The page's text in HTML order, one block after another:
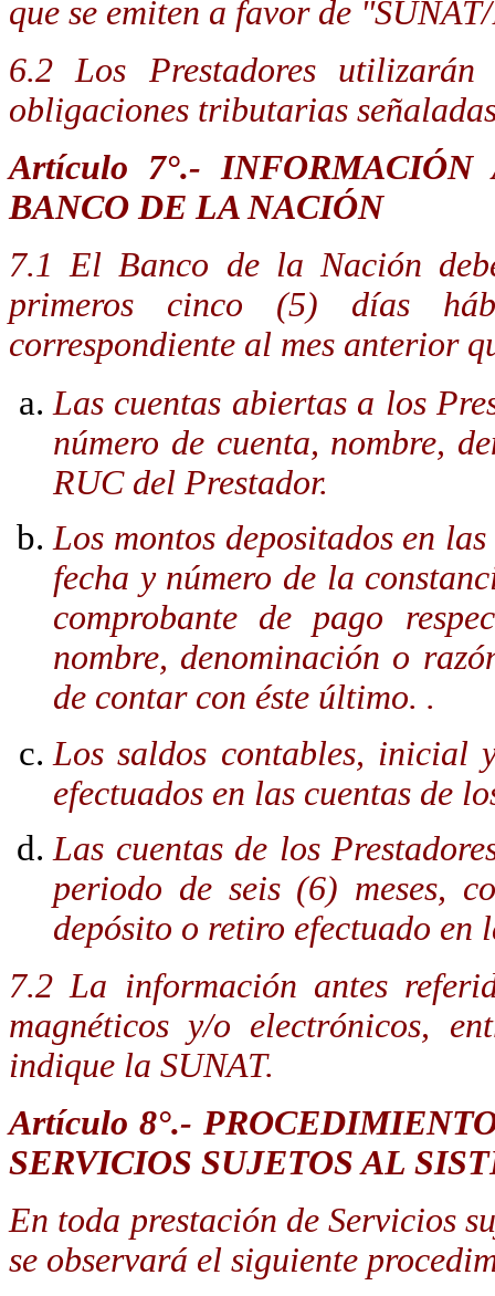
que se emiten a favor de
6.2 Los Prestadores
obligaciones tributarias
Artículo 7°.- INFORMACIÓN
BANCO DE LA NACIÓN
7.1 El Banco de la Nación
primeros cinco (5) días
correspondiente al mes anterior
Las cuentas abiertas a los
número de cuenta, nombre,
RUC del Prestador.
Los montos depositados en
fecha y número de la
comprobante de pago
nombre, denominación o
de contar con éste último. .
Los saldos contables, inicial
efectuados en las cuentas de
Las cuentas de los
periodo de seis (6) meses,
depósito o retiro efectuado en
7.2 La información antes
magnéticos y/o electrónicos,
indique la SUNAT.
Artículo 8°.-
SERVICIOS SUJETOS AL
En toda prestación de Servicios
se observará el siguiente